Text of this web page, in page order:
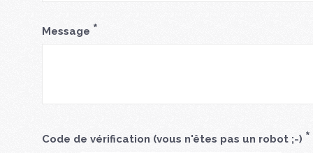
Message *
Code de vérification (vous n'êtes pas un robot ;-) *